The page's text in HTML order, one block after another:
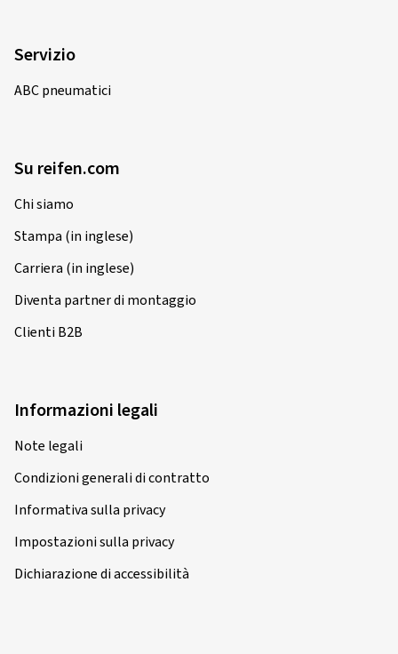
Servizio
ABC pneumatici
Su reifen.com
Chi siamo
Stampa (in inglese)
Carriera (in inglese)
Diventa partner di montaggio
Clienti B2B
Informazioni legali
Note legali
Condizioni generali di contratto
Informativa sulla privacy
Impostazioni sulla privacy
Dichiarazione di accessibilità